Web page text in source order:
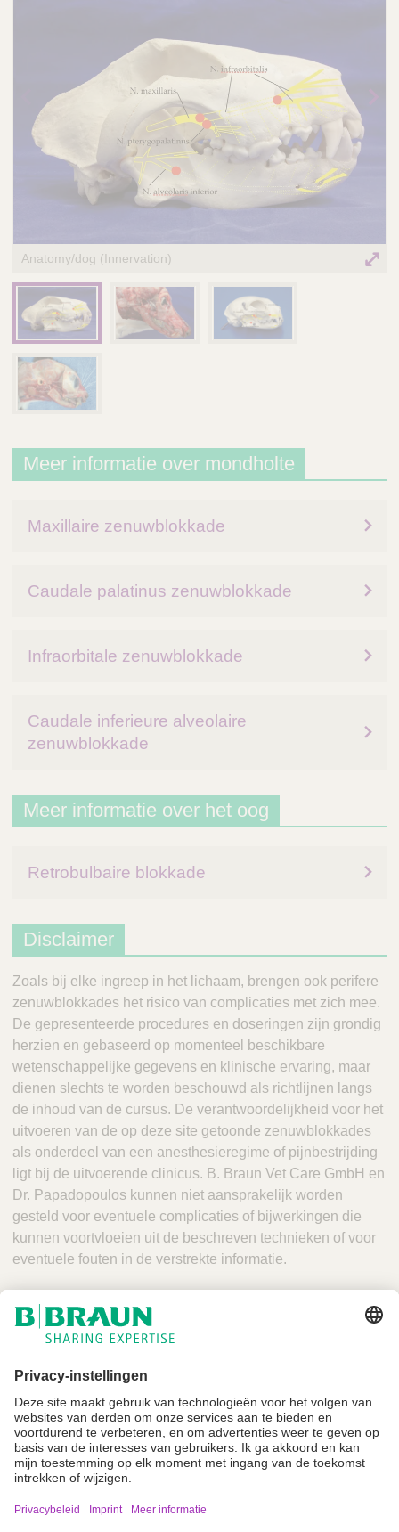
Prev
ious
ima
Anatomy/dog (Innervation)
Nex
Meer informatie over mondholte
Maxillaire zenuwblokkade
Caudale palatinus zenuwblokkade
Infraorbitale zenuwblokkade
Caudale inferieure alveolaire
zenuwblokkade
Meer informatie over het oog
Retrobulbaire blokkade
Disclaimer
Zoals bij elke ingreep in het lichaam, brengen ook perifere
zenuwblokkades het risico van complicaties met zich mee.
De gepresenteerde procedures en doseringen zijn grondig
herzien en gebaseerd op momenteel beschikbare
wetenschappelijke gegevens en klinische ervaring, maar
dienen slechts te worden beschouwd als richtlijnen langs
de inhoud van de cursus. De verantwoordelijkheid voor het
uitvoeren van de op deze site getoonde zenuwblokkades
als onderdeel van een anesthesieregime of pijnbestrijding
ligt bij de uitvoerende clinicus. B. Braun Vet Care GmbH en
Dr. Papadopoulos kunnen niet aansprakelijk worden
gesteld voor eventuele complicaties of bijwerkingen die
kunnen voortvloeien uit de beschreven technieken of voor
eventuele fouten in de verstrekte informatie.
Niet alle producten zijn geregistreerd en goedgekeurd voor verkoop in alle
landen of regio's. De gebruiksindicaties kunnen ook per land en regio
productbeschikbaarheid en informatie. Productafbeeldingen zijn alleen ter
Imprint